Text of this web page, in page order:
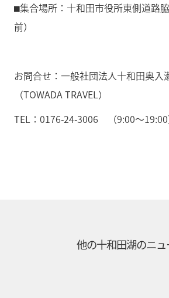
⬛︎集合場所：十和田市役所東側道路
前）
お問合せ：一般社団法人十和田奥入
（TOWADA TRAVEL）
TEL：0176-24-3006 （9:00～19:00
他の十和田湖のニュ